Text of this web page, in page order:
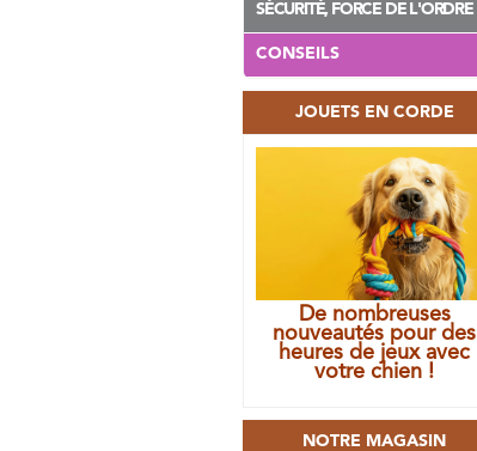
SÉCURITÉ, FORCE DE L'ORDRE
CONSEILS
JOUETS EN CORDE
De nombreuses
nouveautés pour des
heures de jeux avec
votre chien !
NOTRE MAGASIN